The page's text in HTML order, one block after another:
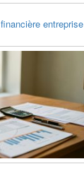
entreprise